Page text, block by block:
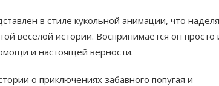
в стиле кукольной анимации, что
веселой истории. Воспринимается он просто
и настоящей верности.
о приключениях забавного попугая и